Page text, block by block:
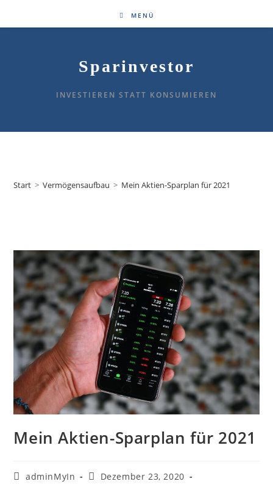
MENÜ
Sparinvestor
INVESTIEREN STATT KONSUMIEREN
Start > Vermögensaufbau > Mein Aktien-Sparplan für 2021
Mein Aktien-Sparplan für 2021
adminMyIn
Dezember 23, 2020